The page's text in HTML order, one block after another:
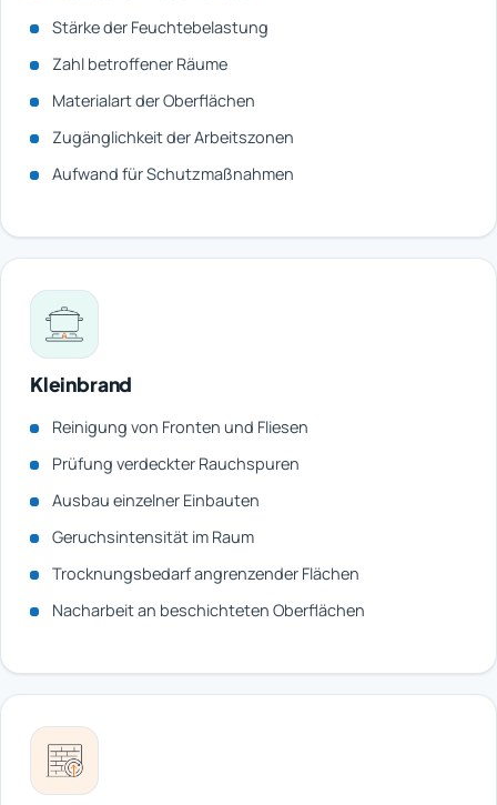
Stärke der Feuchtebelastung
Zahl betroffener Räume
Materialart der Oberflächen
Zugänglichkeit der Arbeitszonen
Aufwand für Schutzmaßnahmen
Kleinbrand
Reinigung von Fronten und Fliesen
Prüfung verdeckter Rauchspuren
Ausbau einzelner Einbauten
Geruchsintensität im Raum
Trocknungsbedarf angrenzender Flächen
Nacharbeit an beschichteten Oberflächen